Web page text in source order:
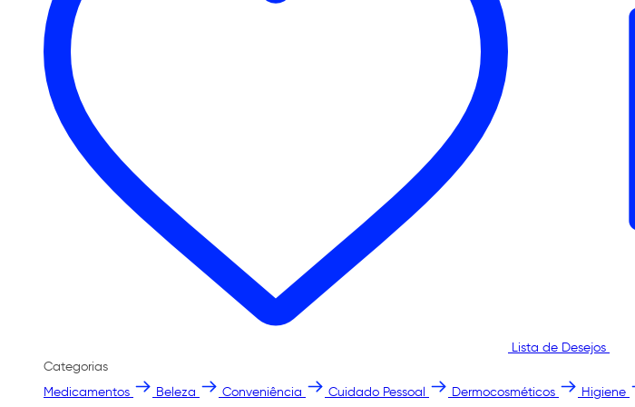
Lista de Desejos
Categorias
Medicamentos
Beleza Conveniência Cuidado Pessoal Dermocosméticos Higiene